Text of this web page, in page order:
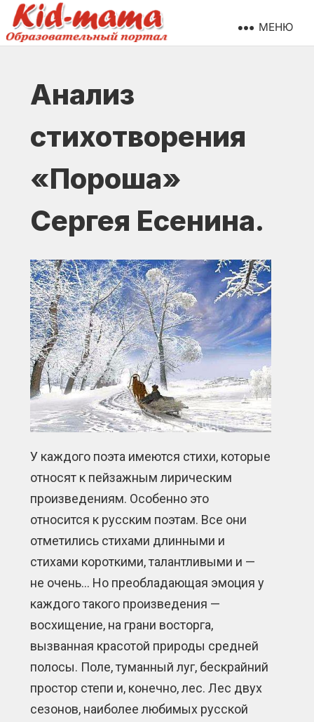
МЕНЮ
Анализ
стихотворения
«Пороша»
Сергея Есенина.
У каждого поэта имеются стихи, которые
относят к пейзажным лирическим
произведениям. Особенно это
относится к русским поэтам. Все они
отметились стихами длинными и
стихами короткими, талантливыми и —
не очень… Но преобладающая эмоция у
каждого такого произведения —
восхищение, на грани восторга,
вызванная красотой природы средней
полосы. Поле, туманный луг, бескрайний
простор степи и, конечно, лес. Лес двух
сезонов, наиболее любимых русской